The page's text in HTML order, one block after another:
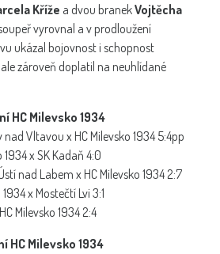
Kříže a dvou branekVojtěcha
vyrovnal a v prodloužení
ukázal bojovnost i schopnost
zároveň doplatil na neuhlídané
HC Milevsko 1934
Vltavou x HC Milevsko 1934 5:4pp
1934 x SK Kadaň 4:0
nad Labem x HC Milevsko 1934 2:7
x Mostečtí Lvi 3:1
Milevsko 1934 2:4
HC Milevsko 1934